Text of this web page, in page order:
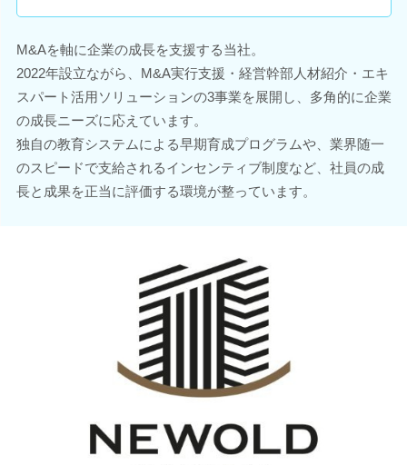
M&Aを軸に企業の成長を支援する当社。
2022年設立ながら、M&A実行支援・経営幹部人材紹介・エキ
スパート活用ソリューションの3事業を展開し、多角的に企業
の成長ニーズに応えています。
独自の教育システムによる早期育成プログラムや、業界随一
のスピードで支給されるインセンティブ制度など、社員の成
長と成果を正当に評価する環境が整っています。